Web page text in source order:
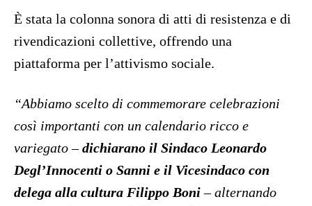
È stata la colonna sonora di atti di resistenza e di
rivendicazioni collettive, offrendo una
piattaforma per l’attivismo sociale.
“Abbiamo scelto di commemorare celebrazioni
così importanti con un calendario ricco e
variegato –dichiarano il Sindaco Leonardo
Degl’Innocenti o Sanni e il Vicesindaco con
delega alla cultura Filippo Boni– alternando